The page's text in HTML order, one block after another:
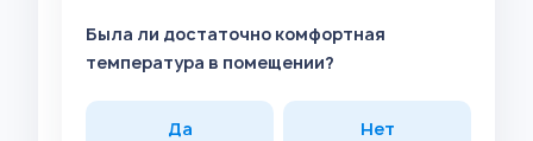
Была ли достаточно комфортная
температура в помещении?
Да Нет